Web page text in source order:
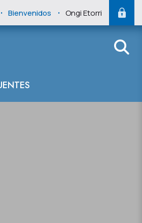
. Bienvenidos . Ongi Etorri